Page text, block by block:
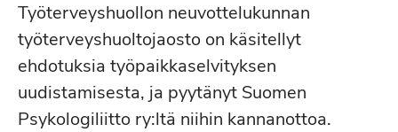
Työterveyshuollon neuvottelukunnan
työterveyshuoltojaosto on käsitellyt
ehdotuksia työpaikkaselvityksen
uudistamisesta, ja pyytänyt Suomen
Psykologiliitto ry:ltä niihin kannanottoa.